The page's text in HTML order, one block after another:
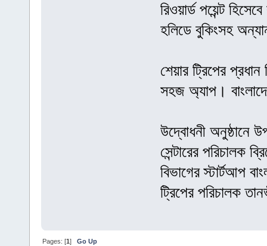
রিওয়ার্ড পয়েন্ট
হলিডে বুকিংসহ
শেয়ার ট্রিপের
সহজ অ্যাপ।
উদ্বোধনী অনুষ্ঠানে
সেন্টারের পরিচালক
বিভাগের স্টার্টআপ
ট্রিপের পরিচালক
Pages: [1]Go Up